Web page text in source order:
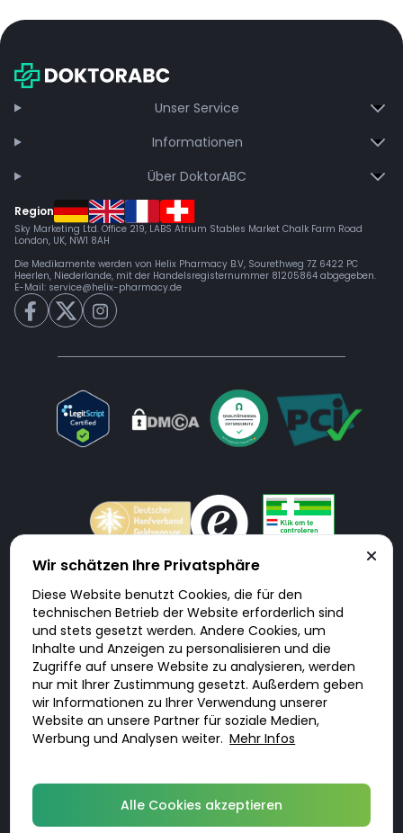
Unser Service
Informationen
Über DoktorABC
Region
Sky Marketing Ltd. Office 219, LABS Atrium Stables Market Chalk Farm Road
London, UK, NW1 8AH
Die Medikamente werden von Helix Pharmacy B.V, Sourethweg 7Z 6422 PC
Heerlen, Niederlande, mit der Handelsregisternummer 81205864 abgegeben.
E-Mail: service@helix-pharmacy.de
Doktorabc.com ist eine Vermittlungsplattform. Doktorabc ist ausdrücklich
keine Internetapotheke. Doktorabc bietet keine Medikamente oder
sonstige Produkte an oder liefert diese. Jegliche Informationen zu
Produkten, Medikamenten und Preisen auf der Internetseite beinhalten
kein Angebot von Doktorabc an Sie. Für die Einhaltung der in Ihrem Land
geltenden Gesetze und sonstigen Rechtsvorschriften sind Sie als Nutzer
selbst verantwortlich. Die Nutzung unseres Services auf Doktorabc durch
Sie erfolgt auf eigenes Risiko und in eigener Verantwortung. Sie erklären,
diese Internetseite aus eigener Initiative zu besuchen und zu nutzen.
Wir schätzen Ihre Privatsphäre
Diese Website benutzt Cookies, die für den
technischen Betrieb der Website erforderlich sind
und stets gesetzt werden. Andere Cookies, um
Inhalte und Anzeigen zu personalisieren und die
Zugriffe auf unsere Website zu analysieren, werden
nur mit Ihrer Zustimmung gesetzt. Außerdem geben
wir Informationen zu Ihrer Verwendung unserer
Website an unsere Partner für soziale Medien,
Werbung und Analysen weiter. Mehr Infos
Alle Cookies akzeptieren